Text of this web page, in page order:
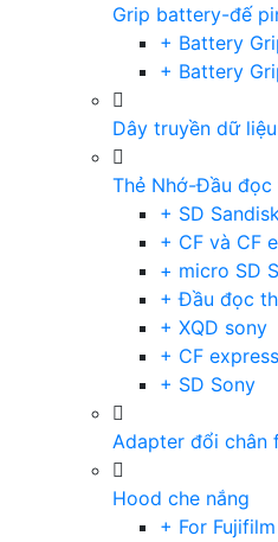
Grip battery-đế
+ Battery
+ Battery
Dây truyền dữ
Thẻ Nhớ-Đầu
+ SD
+ CF và CF
+ micro SD
+ Đầu đọc
+ XQD sony
+ CF
+ SD Sony
Adapter đổi chân
Hood che nắng
+ For Fujifilm